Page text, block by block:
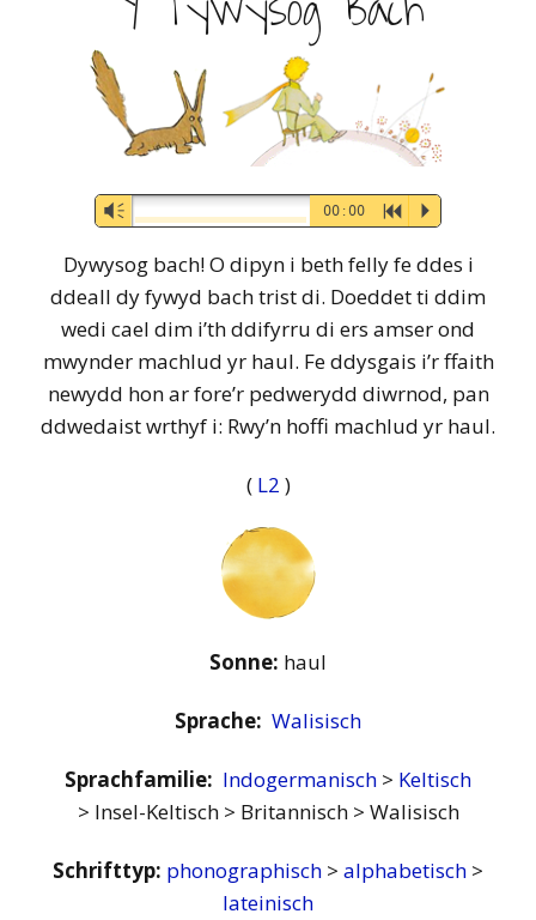
Audio-
Vm 00:00 R P
Dywysog bach! O dipyn i beth felly fe ddes i
ddeall dy fywyd bach trist di. Doeddet ti ddim
wedi cael dim i’th ddifyrru di ers amser ond
mwynder machlud yr haul. Fe ddysgais i’r ffaith
newydd hon ar fore’r pedwerydd diwrnod, pan
ddwedaist wrthyf i: Rwy’n hoffi machlud yr haul.
( L2 )
Sonne: haul
Sprache: Walisisch
Sprachfamilie: Indogermanisch > Keltisch
> Insel-Keltisch > Britannisch > Walisisch
Schrifttyp: phonographisch > alphabetisch >
lateinisch